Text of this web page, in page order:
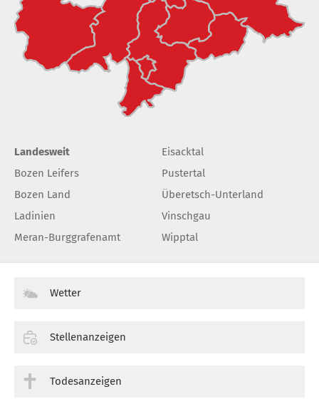
Landesweit
Bozen Leifers
Bozen Land
Ladinien
Meran-Burggrafenamt
Eisacktal
Pustertal
Überetsch-Unterland
Vinschgau
Wipptal
Wetter
Stellenanzeigen
Todesanzeigen